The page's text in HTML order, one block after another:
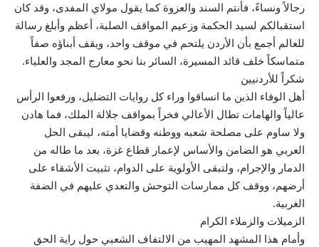
رجالاً ونساءً، فأنتم السند والعزوة كما يقول مولاي المفدى، وقد كان
استقبالكم لسيد الحكمة وزعيم المواقف الصلبة، أعظم وأبلغ رسالة
للعالم أجمع بأن الأردن يلتحم في موقف واحد، ويقف أبناؤه صفاً
متماسكاً خلف قائد المسيرة، السائر بنا نحو معارج المجد والعلياء.
شكراً للأردنيين
أهل الوفاء الذين ما انساقوا وراء كل روايات التضليل، ورفعوا الرأس
عالياً والهامات تطال الأعالي فخراً بمواقف جلالة الملك، فما هادن
ولا ساوم على مصلحة شعبه ووطنه وقضايا أمته، ليبقى الحل
العربي هو الضامن والأساس لإعمار قطاع غزة، بعد ما طاله من
الدمار والإجرام، ولتبقى الأولوية على الدوام، تثبيت الأشقاء على
أرضهم، ووقف كل ممارسات التوحش والتعدي عليهم في الضفة
الغربية.
الزميلات والزملاء الكرام
وأمام هذا المشهد المهيب من الالتفاف الشعبي حول راية الحق